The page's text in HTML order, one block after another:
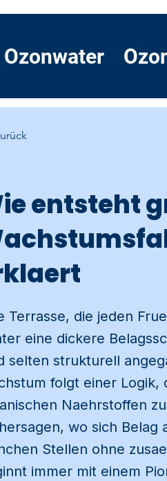
Ozonwater
entsteht
Terrasse, die jeden
eine dickere
selten strukturell
folgt einer
Naehrstoffen
wo sich Belag
Stellen ohne
immer mit einem